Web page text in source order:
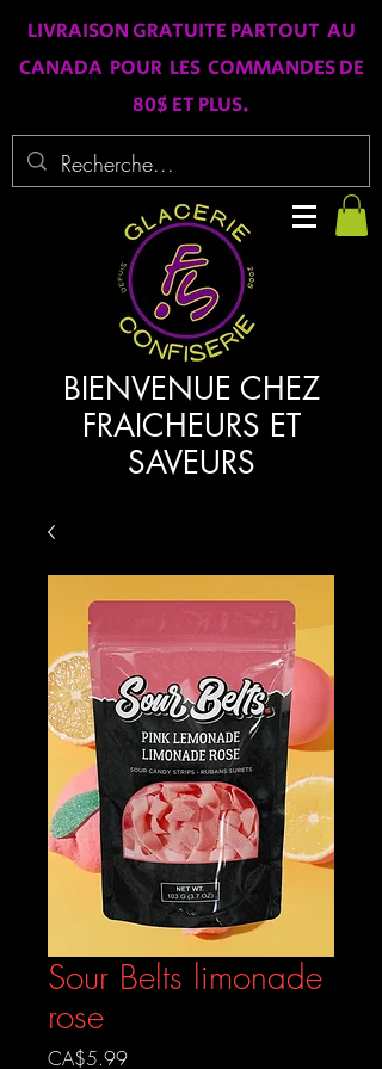
LIVRAISON GRATUITE PARTOUT AU
CANADA POUR LES COMMANDES DE
80$ ET PLUS.
BIENVENUE CHEZ
FRAICHEURS ET
SAVEURS
Sour Belts limonade
rose
CA$5.99Prix